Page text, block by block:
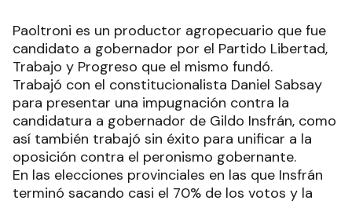
Paoltroni es un productor agropecuario que fue
candidato a gobernador por el Partido Libertad,
Trabajo y Progreso que el mismo fundó.
Trabajó con el constitucionalista Daniel Sabsay
para presentar una impugnación contra la
candidatura a gobernador de Gildo Insfrán, como
así también trabajó sin éxito para unificar a la
oposición contra el peronismo gobernante.
En las elecciones provinciales en las que Insfrán
terminó sacando casi el 70% de los votos y la